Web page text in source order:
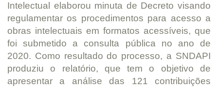
Intelectual elaborou minuta de Decreto visando
regulamentar os procedimentos para acesso a
obras intelectuais em formatos acessíveis, que
foi submetido a consulta pública no ano de
2020. Como resultado do processo, a SNDAPI
produziu o relatório, que tem o objetivo de
apresentar a análise das 121 contribuições